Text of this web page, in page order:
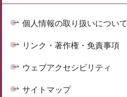
個人情報の取り扱いについて
リンク・著作権・免責事項
ウェブアクセシビリティ
サイトマップ